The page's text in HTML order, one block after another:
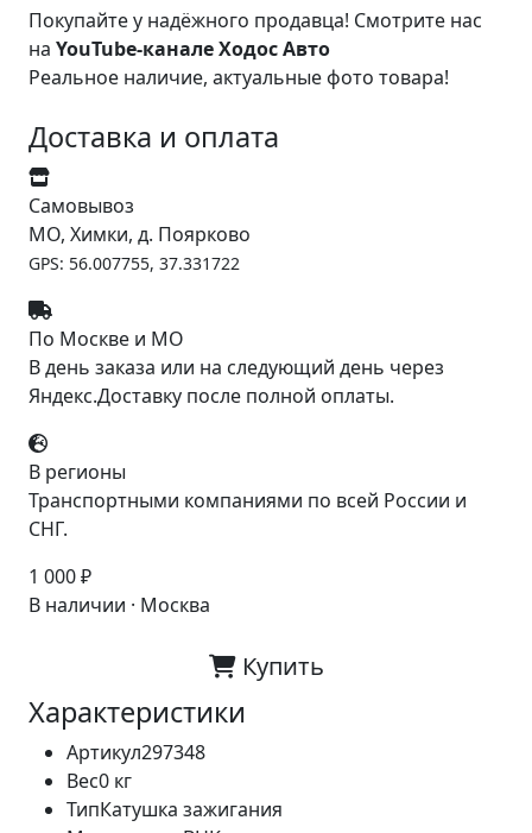
Покупайте у надёжного продавца! Смотрите нас
на YouTube-канале Ходос Авто
Реальное наличие, актуальные фото товара!
Доставка и оплата
Самовывоз
МО, Химки, д. Поярково
GPS: 56.007755, 37.331722
По Москве и МО
В день заказа или на следующий день через
Яндекс.Доставку после полной оплаты.
В регионы
Транспортными компаниями по всей России и
СНГ.
1 000 ₽
В наличии · Москва
Купить
Характеристики
Артикул297348
Вес0 кг
ТипКатушка зажигания